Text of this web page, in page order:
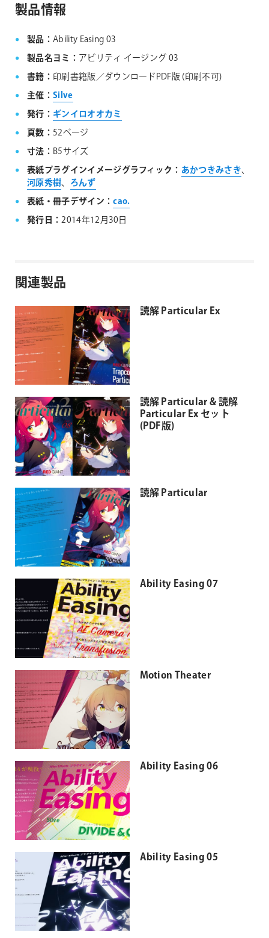
製品情報
製品： Ability Easing 03
製品名ヨミ： アビリティ イージング 03
書籍： 印刷書籍版／ダウンロードPDF版 (印刷不可)
主催： Silve
発行： ギンイロオオカミ
頁数： 52ページ
寸法： B5サイズ
表紙プラグインイメージグラフィック： あかつきみさき、
河原秀樹、 ろんず
表紙・冊子デザイン：cao.
発行日：2014年12月30日
関連製品
読解 Particular Ex
読解 Particular & 読解
Particular Ex セット
(PDF版)
読解 Particular
Ability Easing 07
Motion Theater
Ability Easing 06
Ability Easing 05